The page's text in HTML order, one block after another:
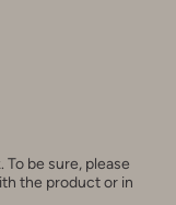
be sure, please
the product or in